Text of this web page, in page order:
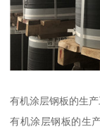
有机涂层钢板的生
有机涂层钢板的生